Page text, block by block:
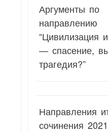
Аргументы по
направлению
“Цивилизация
— спасение,
трагедия?”
Направления
сочинения